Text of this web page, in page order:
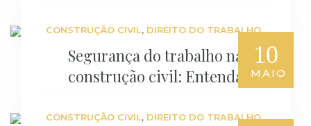
10
MAIO
CONSTRUÇÃO CIVIL, DIREITO DO TRABALHO
Segurança do trabalho na
construção civil: Entenda
CONSTRUÇÃO CIVIL, DIREITO DO TRABALHO